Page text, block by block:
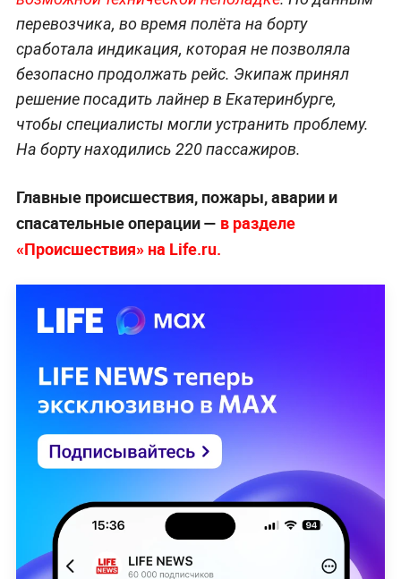
перевозчика, во время полёта на борту
сработала индикация, которая не позволяла
безопасно продолжать рейс. Экипаж принял
решение посадить лайнер в Екатеринбурге,
чтобы специалисты могли устранить проблему.
На борту находились 220 пассажиров.
Главные происшествия, пожары, аварии и
спасательные операции — в разделе
«Происшествия» на Life.ru.